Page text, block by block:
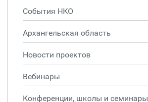
События НКО
Архангельская область
Новости проектов
Вебинары
Конференции, школы и семинары